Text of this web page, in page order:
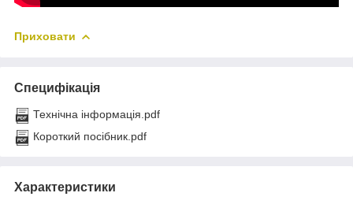
Приховати
Специфікація
Технічна інформація.pdf
Короткий посібник.pdf
Характеристики